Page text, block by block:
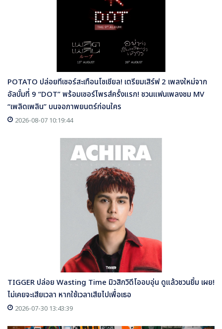
POTATO ปล่อยทีเซอร์สะเทือนโซเชียล! เตรียมเสิร์ฟ 2 เพลงใหม่จาก
อัลบั้มที่ 9 “DOT” พร้อมเซอร์ไพรส์ครั้งแรก! ชวนแฟนเพลงชม MV
“เพลิดเพลิน” บนจอภาพยนตร์ก่อนใคร
2026-08-07 10:19:44
TIGGER ปล่อย Wasting Time มิวสิกวิดีโออบอุ่น ดูแล้วชวนยิ้ม เผย!
ไม่เคยจะเสียเวลา หากใช้เวลาเสียไปเพื่อเธอ
2026-07-30 13:43:39